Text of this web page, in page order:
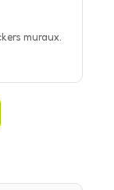
muraux.